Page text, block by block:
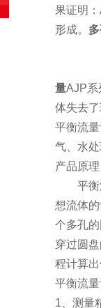
果证明：
形成。
量AJP系
体失去
平衡流
气、水
产品原理
平衡流
想流体
个多孔
穿过圆
程计算
平衡流
1 、测